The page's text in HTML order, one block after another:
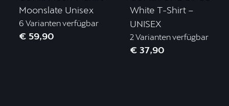
Moonslate Unisex
6 Varianten verfügbar
€ 59,90
White T-Shirt –
UNISEX
2 Varianten verfügbar
€ 37,90